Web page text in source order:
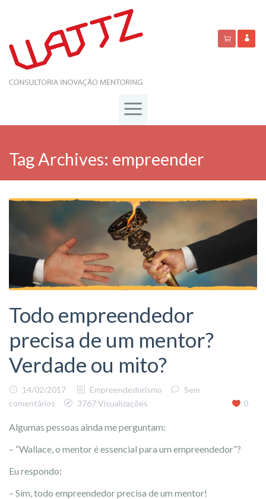
Tag Archives: empreender
Todo empreendedor
precisa de um mentor?
Verdade ou mito?
14/02/2017 Empreendedorismo
Sem
comentários
3767 Visualizações 0
Algumas pessoas ainda me perguntam:
– “Wallace, o mentor é essencial para um empreendedor”?
Eu respondo:
– Sim, todo empreendedor precisa de um mentor!